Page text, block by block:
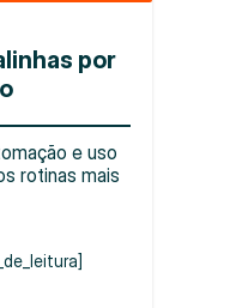
por
e uso
rotinas mais